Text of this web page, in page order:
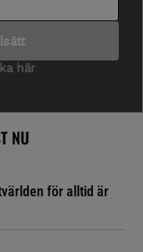
NU
för alltid är